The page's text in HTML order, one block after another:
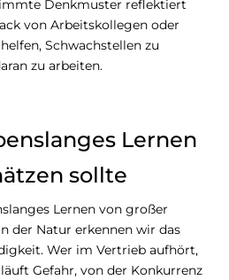
Denkmuster reflektiert
von Arbeitskollegen oder
Schwachstellen zu
zu arbeiten.
Lernen
sollte
Lernen von großer
der Natur erkennen wir das
Wer im Vertrieb aufhört,
Gefahr, von der Konkurrenz